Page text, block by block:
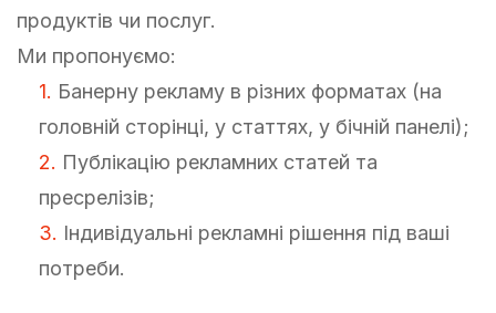
продуктів чи послуг.
Ми пропонуємо:
Банерну рекламу в різних форматах (на
головній сторінці, у статтях, у бічній панелі);
Публікацію рекламних статей та
пресрелізів;
Індивідуальні рекламні рішення під ваші
потреби.